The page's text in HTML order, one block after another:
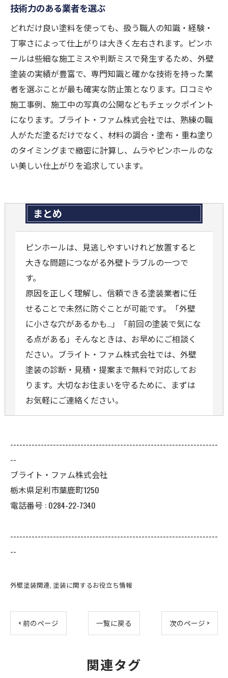
技術力のある業者を選ぶ
どれだけ良い塗料を使っても、扱う職人の知識・経験・
丁寧さによって仕上がりは大きく左右されます。ピンホ
ールは些細な施工ミスや判断ミスで発生するため、外壁
塗装の実績が豊富で、専門知識と確かな技術を持った業
者を選ぶことが最も確実な防止策となります。口コミや
施工事例、施工中の写真の公開などもチェックポイント
になります。ブライト・ファム株式会社では、熟練の職
人がただ塗るだけでなく、材料の調合・塗布・重ね塗り
のタイミングまで緻密に計算し、ムラやピンホールのな
い美しい仕上がりを追求しています。
まとめ
ピンホールは、見逃しやすいけれど放置すると
大きな問題につながる外壁トラブルの一つで
す。
原因を正しく理解し、信頼できる塗装業者に任
せることで未然に防ぐことが可能です。「外壁
に小さな穴があるかも…」「前回の塗装で気にな
る点がある」そんなときは、お早めにご相談く
ださい。ブライト・ファム株式会社では、外壁
塗装の診断・見積・提案まで無料で対応してお
ります。大切なお住まいを守るために、まずは
お気軽にご連絡ください。
--------------------------------------------------------------------
--
ブライト・ファム株式会社
栃木県足利市葉鹿町1250
電話番号 : 0284-22-7340
--------------------------------------------------------------------
--
外壁塗装関連 塗装に関するお役立ち情報
< 前のページ 一覧に戻る 次のページ >
関連タグ